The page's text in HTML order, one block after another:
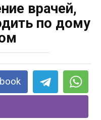
врачей,
по дому